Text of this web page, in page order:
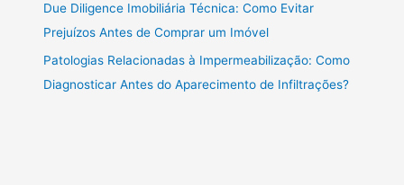
Due Diligence Imobiliária Técnica: Como Evitar
Prejuízos Antes de Comprar um Imóvel
Patologias Relacionadas à Impermeabilização: Como
Diagnosticar Antes do Aparecimento de Infiltrações?